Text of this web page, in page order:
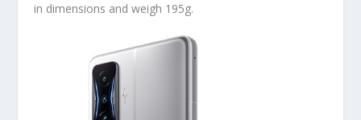
in dimensions and weigh 195g.